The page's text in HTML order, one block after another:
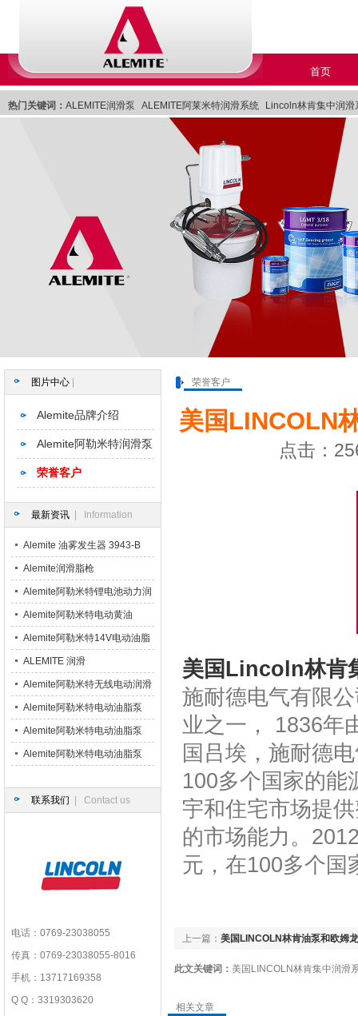
首页
热门关键词： ALEMITE润滑泵 ALEMITE阿莱米特润滑系统 Lincoln林肯集中润滑
美国Lincoln林肯集中润滑系统 Lincoln美国林肯集中润滑
图片中心
Alemite品牌介绍
Alemite阿勒米特润滑泵
荣誉客户
最新资讯 | Information
Alemite 油雾发生器 3943-B
3943-BC 3943-CB 3943-CC
3943-DD
Alemite润滑脂枪
Alemite阿勒米特锂电池动力润
滑脂枪
Alemite阿勒米特电动黄油
Alemite阿勒米特14V电动油脂
枪
ALEMITE 润滑
Alemite阿勒米特无线电动润滑
脂枪
Alemite阿勒米特电动油脂泵
6320-3
Alemite阿勒米特电动油脂泵
7175-R4
Alemite阿勒米特电动油脂泵
联系我们 | Contact us
电话：0769-23038055
传真：0769-23038055-8016
手机：13717169358
Q Q：3319303620
荣誉客户
美国LINCOLN
点击：
美国Lincoln林肯
施耐德电气有限
业之一， 1836年
国吕埃，施耐德
100多个国家的能
宇和住宅市场提
的市场能力。
元，在100多个国
上一篇： 美国LINCOLN林肯油泵和欧姆
此文关键词： 美国LINCOLN林肯集中润滑
相关文章